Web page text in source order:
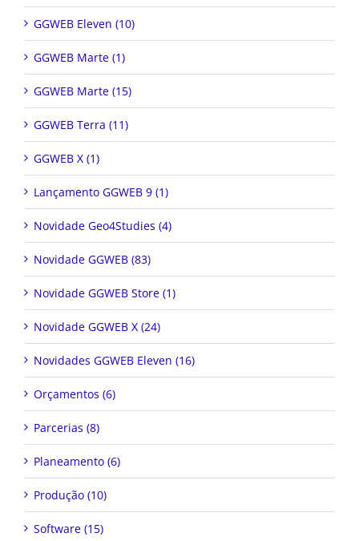
GGWEB Eleven (10)
GGWEB Marte (1)
GGWEB Marte (15)
GGWEB Terra (11)
GGWEB X (1)
Lançamento GGWEB 9 (1)
Novidade Geo4Studies (4)
Novidade GGWEB (83)
Novidade GGWEB Store (1)
Novidade GGWEB X (24)
Novidades GGWEB Eleven (16)
Orçamentos (6)
Parcerias (8)
Planeamento (6)
Produção (10)
Software (15)